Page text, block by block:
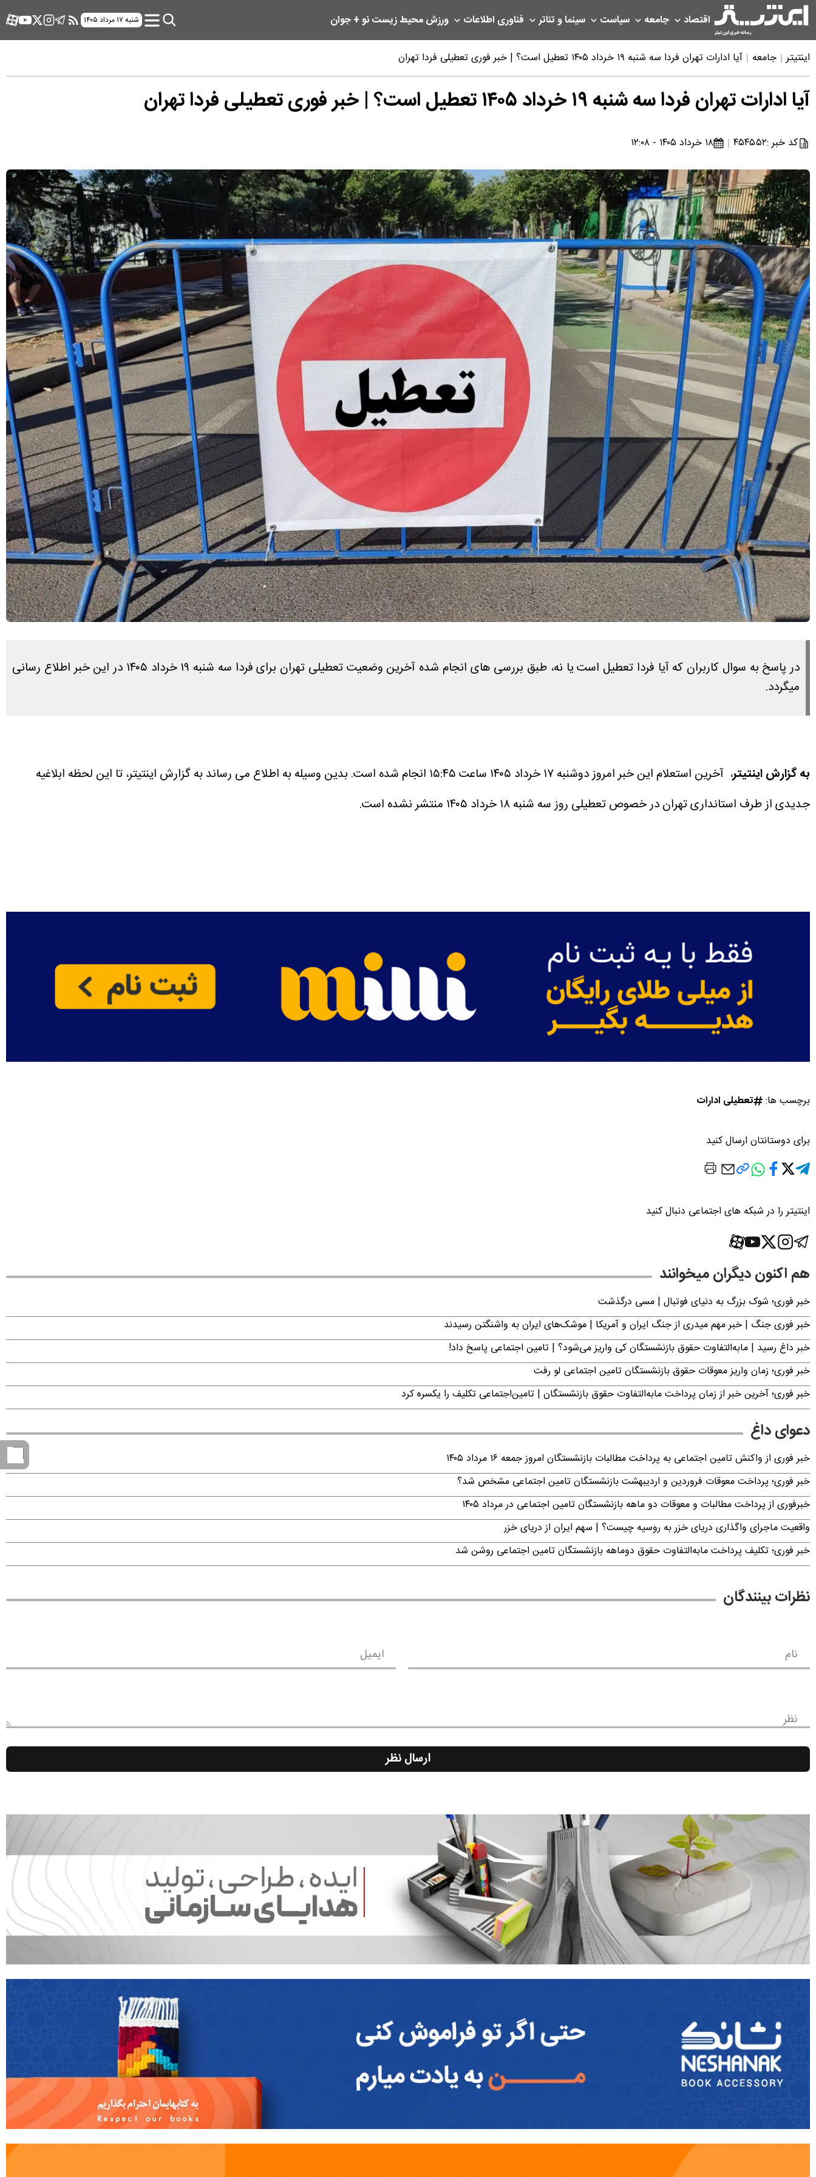
اقتصاد جامعه سیاست سینما و تئاتر فناوری اطلاعات ورزشمحیط زیستنو + جوان شنبه ۱۷ مرداد ۱۴۰۵
اینتیتر جامعه آیا ادارات تهران فردا سه شنبه ۱۹ خرداد ۱۴۰۵ تعطیل است؟ | خبر فوری تعطیلی فردا تهران
آیا ادارات تهران فردا سه شنبه ۱۹ خرداد ۱۴۰۵ تعطیل است؟ | خبر فوری تعطیلی فردا تهران
کد خبر :۴۵۴۵۵۲ ۱۸ خرداد ۱۴۰۵ - ۱۲:۰۸
در پاسخ به سوال کاربران که آیا فردا تعطیل است یا نه، طبق بررسی های انجام شده آخرین وضعیت تعطیلی تهران برای فردا سه شنبه ۱۹ خرداد ۱۴۰۵ در این خبر اطلاع رسانی
میگردد.
به گزارش اینتیتر، آخرین استعلام این خبر امروز دوشنبه ۱۷ خرداد ۱۴۰۵ ساعت ۱۵:۴۵ انجام شده است.
بدین وسیله به اطلاع می رساند به گزارش اینتیتر، تا این لحظه ابلاغیه
جدیدی از طرف استانداری تهران در خصوص تعطیلی روز سه شنبه ۱۸ خرداد ۱۴۰۵ منتشر نشده است.
برچسب ها: تعطیلی ادارات
برای دوستانتان ارسال کنید
اینتیتر را در شبکه های اجتماعی دنبال کنید
هم اکنون دیگران میخوانند
خبر فوری؛‌ شوک بزرگ به دنیای فوتبال | مسی درگذشت
خبر فوری جنگ | خبر مهم میدری از جنگ ایران و آمریکا | موشک‌های ایران به واشنگتن رسیدند
خبر داغ رسید | مابه‌التفاوت حقوق بازنشستگان کی واریز می‌شود؟ | تامین اجتماعی پاسخ داد!
خبر فوری؛ زمان واریز معوقات حقوق بازنشستگان تامین اجتماعی لو رفت
خبر فوری؛ آخرین خبر از زمان پرداخت مابه‌التفاوت حقوق بازنشستگان | تامین‌اجتماعی تکلیف را یکسره کرد
دعوای داغ
خبر فوری از واکنش تامین اجتماعی به پرداخت مطالبات بازنشستگان امروز جمعه ۱۶ مرداد ۱۴۰۵
خبر فوری؛ پرداخت معوقات فروردین و اردیبهشت بازنشستگان تامین اجتماعی مشخص شد؟
خبرفوری از پرداخت مطالبات و معوقات دو ماهه بازنشستگان تامین اجتماعی در مرداد ۱۴۰۵
واقعیت ماجرای واگذاری دریای خزر به روسیه چیست؟ | سهم ایران از دریای خزر
خبر فوری؛ تکلیف پرداخت مابه‌التفاوت حقوق دوماهه بازنشستگان تامین اجتماعی روشن شد
نظرات بینندگان
نام ایمیل
نظر
ارسال نظر